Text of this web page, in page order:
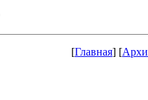
[Главная] [